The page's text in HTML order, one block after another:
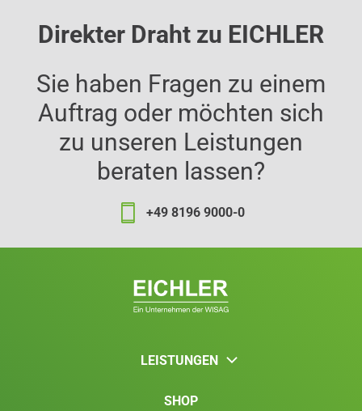
Direkter Draht zu EICHLER
Sie haben Fragen zu einem
Auftrag oder möchten sich
zu unseren Leistungen
beraten lassen?
+49 8196 9000-0
LEISTUNGEN
SHOP